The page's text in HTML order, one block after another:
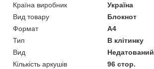
Країна виробник
Україна
Вид товару
Блокнот
Формат
A4
Тип
В клітинку
Вид
Недатований
Кількість аркушів
96 стор.